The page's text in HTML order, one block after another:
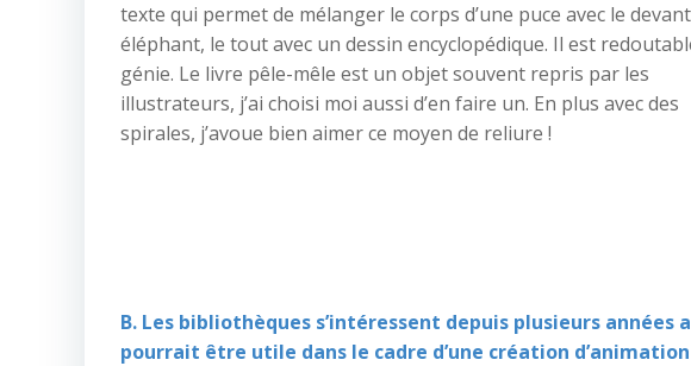
texte qui permet de mélanger le corps d’une puce avec le devant
éléphant, le tout avec un dessin encyclopédique. Il est
génie. Le livre pêle-mêle est un objet souvent repris par les
illustrateurs, j’ai choisi moi aussi d’en faire un. En plus avec des
spirales, j’avoue bien aimer ce moyen de reliure !
B. Les bibliothèques s’intéressent depuis plusieurs années
pourrait être utile dans le cadre d’une création